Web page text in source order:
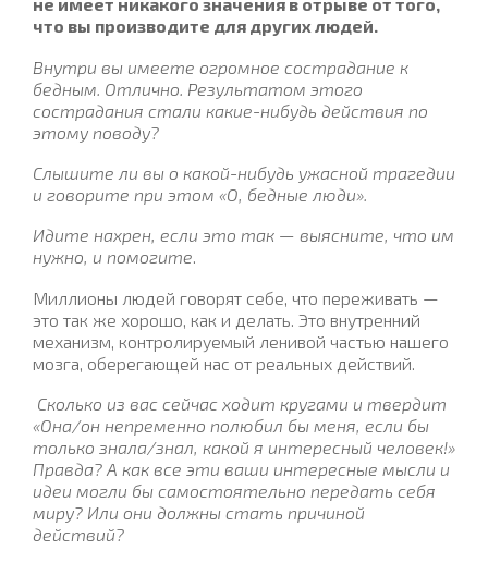
что вы производите для других людей.
Внутри вы имеете огромное сострадание к
бедным. Отлично. Результатом этого
сострадания стали какие-нибудь действия по
этому поводу?
Слышите ли вы о какой-нибудь ужасной трагедии
и говорите при этом «О, бедные люди».
Идите нахрен, если это так — выясните, что им
нужно, и помогите.
Миллионы людей говорят себе, что переживать —
это так же хорошо, как и делать. Это внутренний
механизм, контролируемый ленивой частью нашего
мозга, оберегающей нас от реальных действий.
Сколько из вас сейчас ходит кругами и твердит
«Она/он непременно полюбил бы меня, если бы
только знала/знал, какой я интересный человек!»
Правда? А как все эти ваши интересные мысли и
идеи могли бы самостоятельно передать себя
миру? Или они должны стать причиной
действий?